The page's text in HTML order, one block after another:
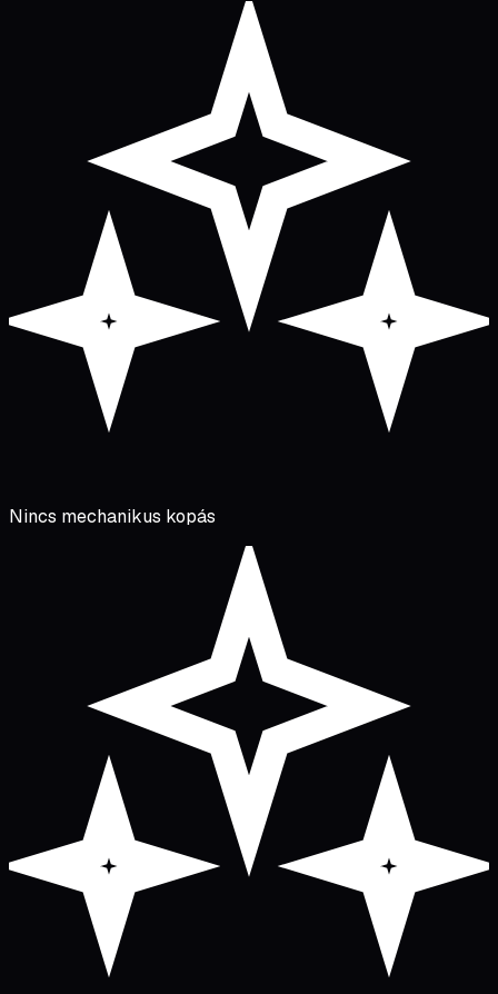
Nincs mechanikus kopás